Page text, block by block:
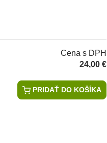
Cena s DPH
24,00 €
PRIDAŤ DO KOŠÍKA